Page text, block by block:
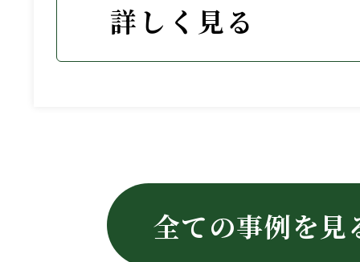
詳しく見る
全ての事例を見